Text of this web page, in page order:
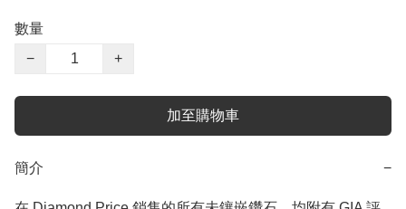
數量
−
+
加至購物車
簡介 −